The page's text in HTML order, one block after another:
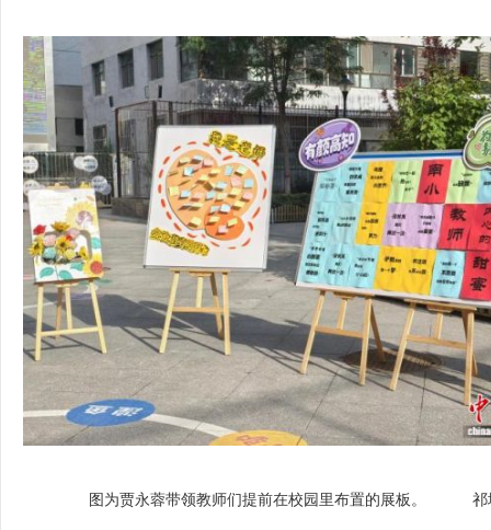
图为贾永蓉带领教师们提前在校园里布置的展板。 祁